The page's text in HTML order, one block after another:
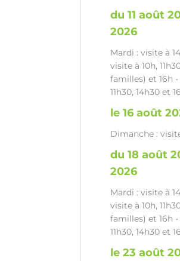
du 11 août
2026
Mardi : visite à
visite à 10h,
familles) et 16h -
11h30, 14h30 et
le 16 août
Dimanche :
du 18 août
2026
Mardi : visite à
visite à 10h,
familles) et 16h -
11h30, 14h30 et
le 23 août